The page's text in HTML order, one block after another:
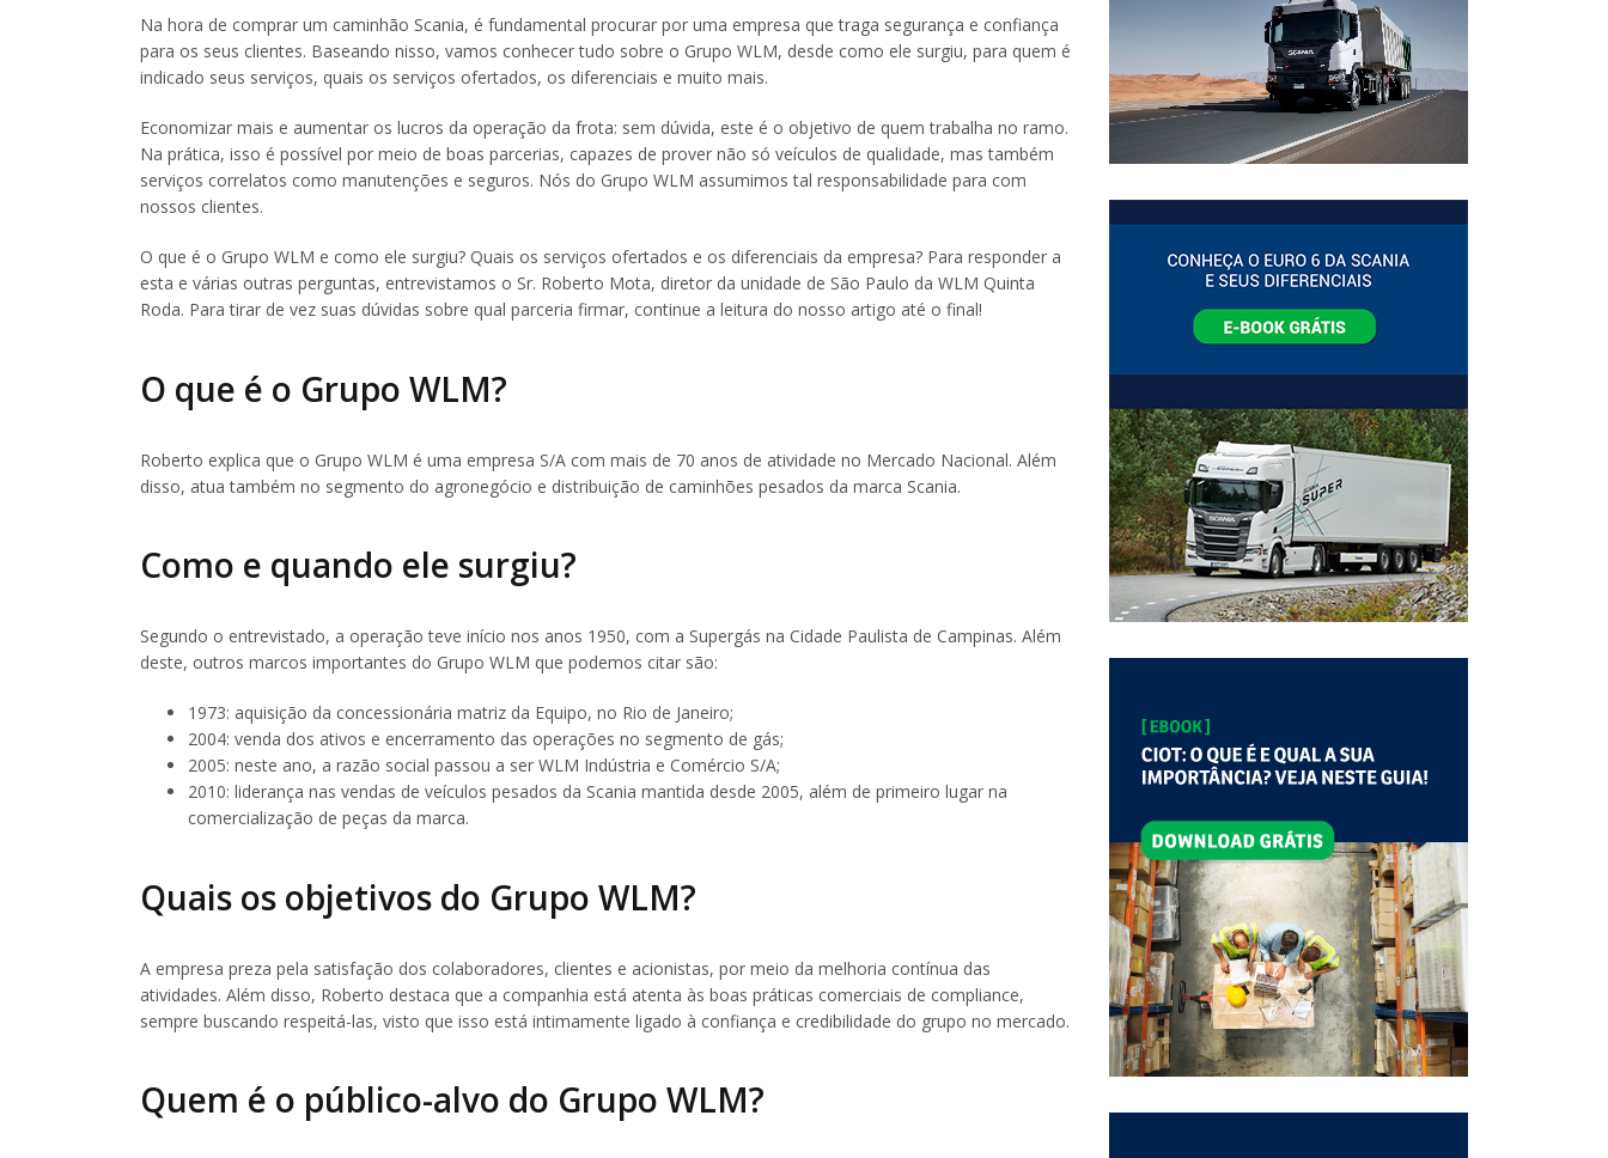
Na hora de comprar um caminhão Scania, é fundamental procurar por uma empresa que traga segurança e confiança
para os seus clientes. Baseando nisso, vamos conhecer tudo sobre o Grupo WLM, desde como ele surgiu, para quem é
indicado seus serviços, quais os serviços ofertados, os diferenciais e muito mais.
Economizar mais e aumentar os lucros da operação da frota: sem dúvida, este é o objetivo de quem trabalha no ramo.
Na prática, isso é possível por meio de boas parcerias, capazes de prover não só veículos de qualidade, mas também
serviços correlatos como manutenções e seguros. Nós do Grupo WLM assumimos tal responsabilidade para com
nossos clientes.
O que é o Grupo WLM e como ele surgiu? Quais os serviços ofertados e os diferenciais da empresa? Para responder a
esta e várias outras perguntas, entrevistamos o Sr. Roberto Mota, diretor da unidade de São Paulo da WLM Quinta
Roda. Para tirar de vez suas dúvidas sobre qual parceria firmar, continue a leitura do nosso artigo até o final!
O que é o Grupo WLM?
Roberto explica que o Grupo WLM é uma empresa S/A com mais de 70 anos de atividade no Mercado Nacional. Além
disso, atua também no segmento do agronegócio e distribuição de caminhões pesados da marca Scania.
Como e quando ele surgiu?
Segundo o entrevistado, a operação teve início nos anos 1950, com a Supergás na Cidade Paulista de Campinas. Além
deste, outros marcos importantes do Grupo WLM que podemos citar são:
1973: aquisição da concessionária matriz da Equipo, no Rio de Janeiro;
2004: venda dos ativos e encerramento das operações no segmento de gás;
2005: neste ano, a razão social passou a ser WLM Indústria e Comércio S/A;
2010: liderança nas vendas de veículos pesados da Scania mantida desde 2005, além de primeiro lugar na
comercialização de peças da marca.
Quais os objetivos do Grupo WLM?
A empresa preza pela satisfação dos colaboradores, clientes e acionistas, por meio da melhoria contínua das
atividades. Além disso, Roberto destaca que a companhia está atenta às boas práticas comerciais de compliance,
sempre buscando respeitá-las, visto que isso está intimamente ligado à confiança e credibilidade do grupo no mercado.
Quem é o público-alvo do Grupo WLM?